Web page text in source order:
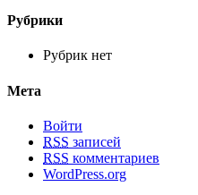
Рубрики
Рубрик нет
Мета
Войти
RSS записей
RSS комментариев
WordPress.org